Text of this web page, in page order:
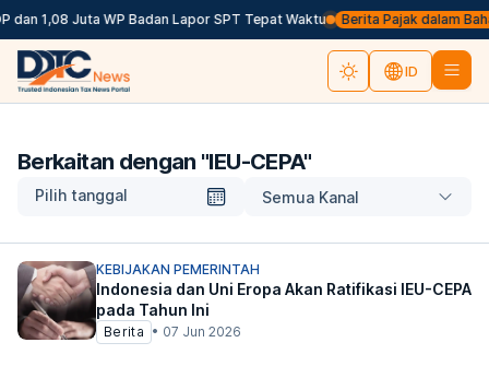
1,08 Juta WP Badan Lapor SPT Tepat Waktu Berita Pajak dalam
ID
Berkaitan dengan "IEU-CEPA"
Pilih tanggal Semua Kanal
KEBIJAKAN PEMERINTAH
Indonesia dan Uni Eropa Akan Ratifikasi IEU-CEPA
pada Tahun Ini
Berita • 07 Jun 2026